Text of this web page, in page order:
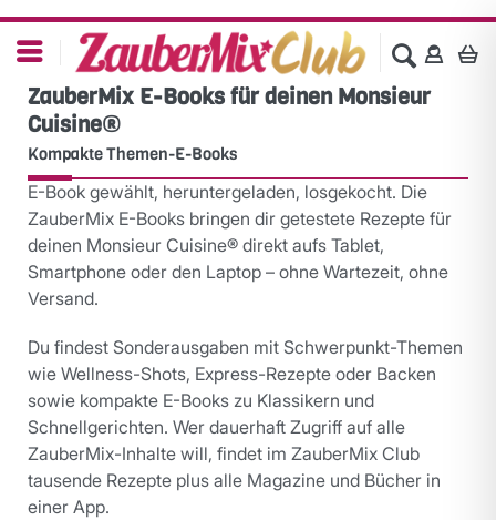
ZauberMix E-Books für deinen Monsieur
Cuisine®
Kompakte Themen-E-Books
E-Book gewählt, heruntergeladen, losgekocht. Die
ZauberMix E-Books bringen dir getestete Rezepte für
deinen Monsieur Cuisine® direkt aufs Tablet,
Smartphone oder den Laptop – ohne Wartezeit, ohne
Versand.
Du findest Sonderausgaben mit Schwerpunkt-Themen
wie Wellness-Shots, Express-Rezepte oder Backen
sowie kompakte E-Books zu Klassikern und
Schnellgerichten. Wer dauerhaft Zugriff auf alle
ZauberMix-Inhalte will, findet im ZauberMix Club
tausende Rezepte plus alle Magazine und Bücher in
einer App.